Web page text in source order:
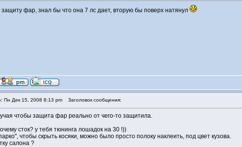
фар, знал бы что она 7 лс дает, вторую бы поверх натянул
Пн Дек 15, 2008 8:13 pm Заголовок сообщения:
чтобы защита фар реально от чего-то защитила.
сток? у тебя тюнинга лошадок на 30 !))
чтобы скрыть косяки, можно было просто полоку наклеить, под цвет кузова.
салона ?